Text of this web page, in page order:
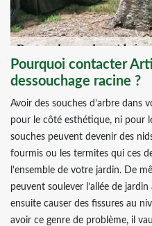
Pourquoi contacter
dessouchage racine ?
Avoir des souches d’arbre dans
pour le côté esthétique, ni pour
souches peuvent devenir des
fourmis ou les termites qui ces
l’ensemble de votre jardin. De
peuvent soulever l’allée de
ensuite causer des fissures au
avoir ce genre de problème, il